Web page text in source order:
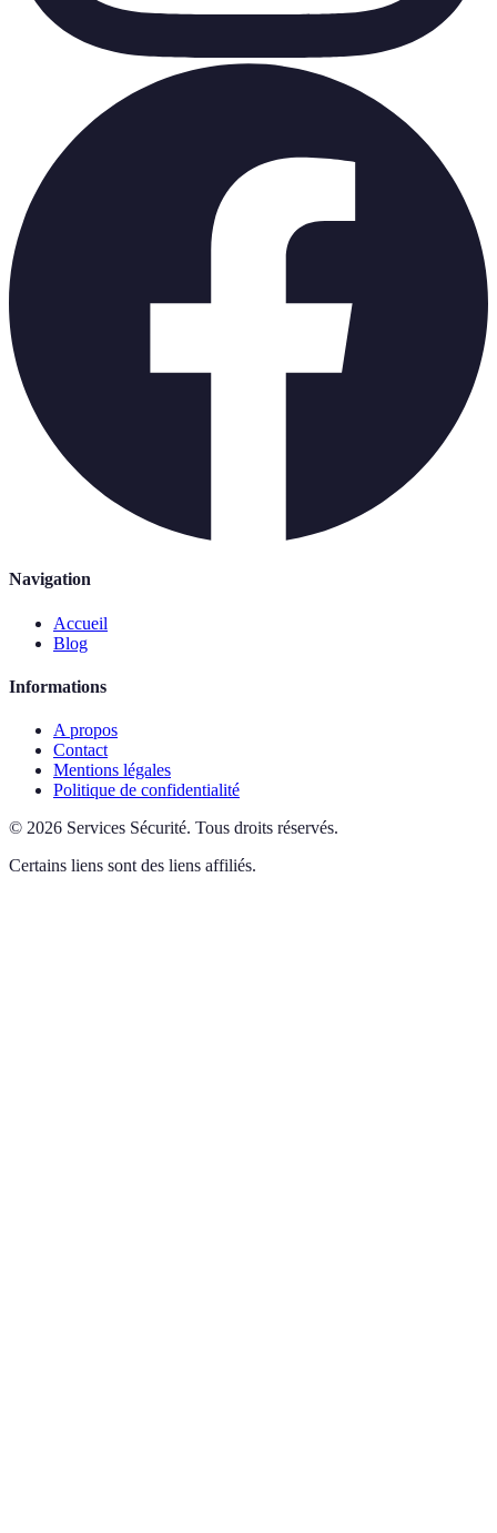
Navigation
Accueil
Blog
Informations
A propos
Contact
Mentions légales
Politique de confidentialité
© 2026 Services Sécurité. Tous droits réservés.
Certains liens sont des liens affiliés.